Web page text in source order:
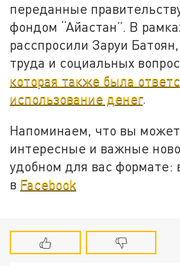
переданные
фондом “Айастан”. В
расспросили Заруи
труда и социальных
которая также была
использование денег.
Напоминаем, что вы
интересные и важные
удобном для вас формате:
в Facebook